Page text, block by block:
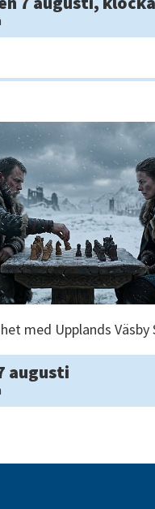
med Upplands Väsby
augusti